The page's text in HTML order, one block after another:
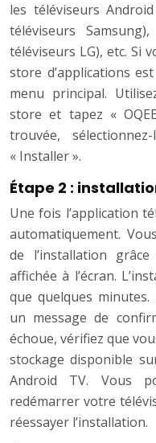
les téléviseurs
téléviseurs
téléviseurs LG), etc. Si
store d’applications
menu principal.
store et tapez «
trouvée,
« Installer ».
Étape 2 :
Une fois l’application
automatiquement.
de l’installation
affichée à l’écran.
que quelques
un message de
échoue, vérifiez que
stockage disponible
Android TV. Vous
redémarrer votre
réessayer l’installation.